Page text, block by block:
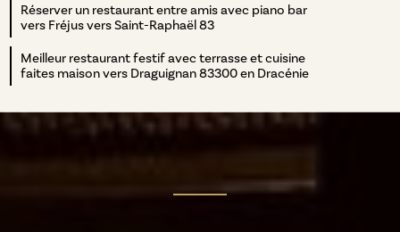
Réserver un restaurant entre amis avec piano bar
vers Fréjus vers Saint-Raphaël 83
Meilleur restaurant festif avec terrasse et cuisine
faites maison vers Draguignan 83300 en Dracénie